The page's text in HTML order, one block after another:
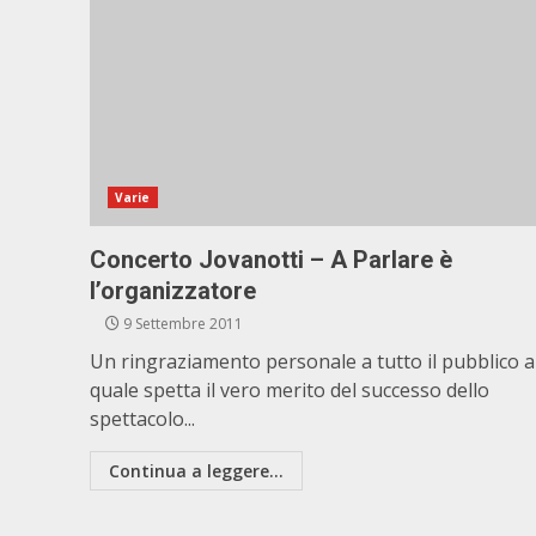
Varie
Concerto Jovanotti – A Parlare è
l’organizzatore
9 Settembre 2011
Un ringraziamento personale a tutto il pubblico
quale spetta il vero merito del successo dello
spettacolo...
Continua a leggere...